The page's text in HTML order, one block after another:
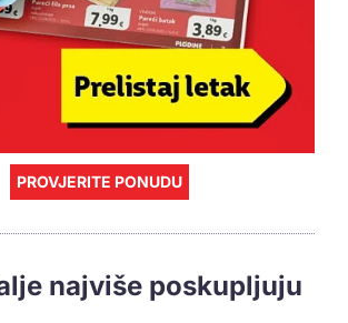
PROVJERITE PONUDU
najviše poskupljuju